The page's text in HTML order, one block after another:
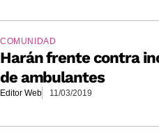
COMUNIDAD
Harán frente contra
de ambulantes
Editor Web 11/03/2019